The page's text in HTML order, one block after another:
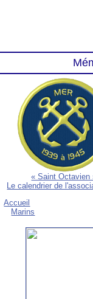
« Saint Octavien
Le calendrier de
Accueil
Marins